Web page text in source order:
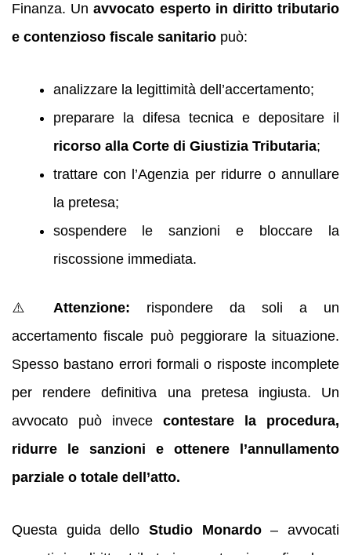
Finanza. Unavvocato esperto in diritto tributario
e contenzioso fiscale sanitario può:
analizzare la legittimità dell’accertamento;
preparare la difesa tecnica e depositare il
ricorso alla Corte di Giustizia Tributaria;
trattare con l’Agenzia per ridurre o annullare
la pretesa;
sospendere le sanzioni e bloccare la
riscossione immediata.
⚠️ Attenzione: rispondere da soli a un
accertamento fiscale può peggiorare la situazione.
Spesso bastano errori formali o risposte incomplete
per rendere definitiva una pretesa ingiusta. Un
avvocato può invece contestare la procedura,
ridurre le sanzioni e ottenere l’annullamento
parziale o totale dell’atto.
Questa guida dello Studio Monardo– avvocati